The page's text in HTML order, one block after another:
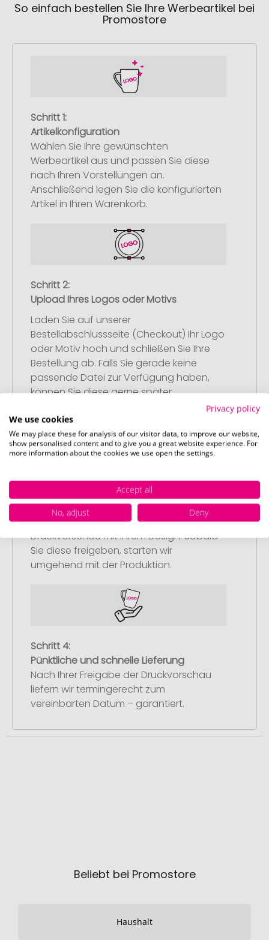
So einfach bestellen Sie Ihre Werbeartikel bei
Promostore
Schritt 1:
Artikelkonfiguration
Wählen Sie Ihre gewünschten
Werbeartikel aus und passen Sie diese
nach Ihren Vorstellungen an.
Anschließend legen Sie die konfigurierten
Artikel in Ihren Warenkorb.
Schritt 2:
Upload Ihres Logos oder Motivs
Laden Sie auf unserer
Bestellabschlussseite (Checkout) Ihr Logo
oder Motiv hoch und schließen Sie Ihre
Bestellung ab. Falls Sie gerade keine
passende Datei zur Verfügung haben,
können Sie diese gerne später
Artikelvorschau und Freigabe
Sie erhalten von uns eine kostenlose
Druckvorschau mit Ihrem Design. Sobald
Sie diese freigeben, starten wir
umgehend mit der Produktion.
Schritt 4:
Pünktliche und schnelle Lieferung
Nach Ihrer Freigabe der Druckvorschau
liefern wir termingerecht zum
vereinbarten Datum – garantiert.
Beliebt bei Promostore
Haushalt
Privacy policy
We use cookies
We may place these for analysis of our visitor data, to improve our website,
show personalised content and to give you a great website experience. For
more information about the cookies we use open the settings.
Accept all
No, adjust
Deny